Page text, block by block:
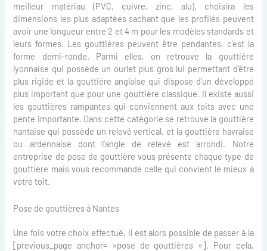
meilleur matériau (PVC, cuivre, zinc, alu), choisira les
dimensions les plus adaptées sachant que les profilés peuvent
avoir une longueur entre 2 et 4 m pour les modèles standards et
leurs formes. Les gouttières peuvent être pendantes, c’est la
forme demi-ronde. Parmi elles, on retrouve la gouttière
lyonnaise qui possède un ourlet plus gros lui permettant d’être
plus rigide et la gouttière anglaise qui dispose d’un développé
plus important que pour une gouttière classique. Il existe aussi
les gouttières rampantes qui conviennent aux toits avec une
pente importante. Dans cette catégorie se retrouve la gouttière
nantaise qui possède un relevé vertical, et la gouttière havraise
ou ardennaise dont l’angle de relevé est arrondi. Notre
entreprise de pose de gouttière vous présente chaque type de
gouttière mais vous recommande celle qui convient le mieux à
votre toit.
Pose de gouttières à Nantes
Une fois votre choix effectué, il est alors possible de passer à la
[previous_page anchor= »pose de gouttières »]. Pour cela,